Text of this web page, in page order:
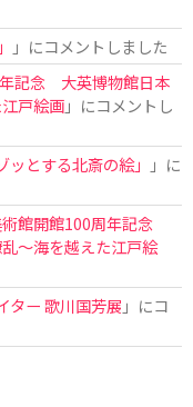
」にコメントしました
記念 大英博物館日本
戸絵画」にコメントし
とする北斎の絵」
」に
館開館100周年記念
〜海を越えた江戸絵
ター 歌川国芳展 」にコ